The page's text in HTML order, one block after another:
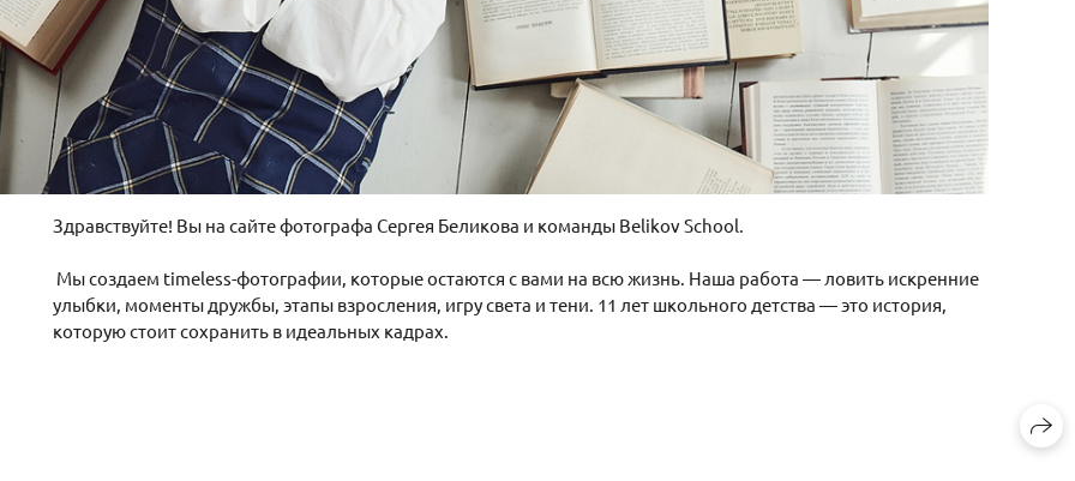
Здравствуйте! Вы на сайте фотографа Сергея Беликова и команды Belikov School.
Мы создаем timeless-фотографии, которые остаются с вами на всю жизнь. Наша работа — ловить искренние
улыбки, моменты дружбы, этапы взросления, игру света и тени. 11 лет школьного детства — это история,
которую стоит сохранить в идеальных кадрах.